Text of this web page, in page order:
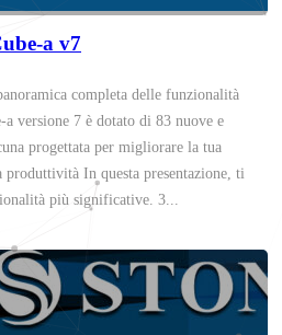
a v7
completa delle funzionalità
versione 7 è dotato di 83 nuove e
progettata per migliorare la tua
produttività In questa presentazione, ti
più significative. 3...